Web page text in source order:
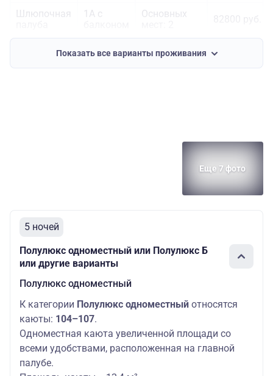
Шлюпочная
1А с
Основных
Шлюпочная
балконом
мест: 2
90000 руб.
Показать все варианты проживания
Еще 7 фото
5 ночей
Полулюкс одноместный или Полулюкс Б
или другие варианты
Полулюкс одноместный
К категории Полулюкс одноместный относятся
каюты: 104–107.
Одноместная каюта увеличенной площади со
всеми удобствами, расположенная на главной
палубе.